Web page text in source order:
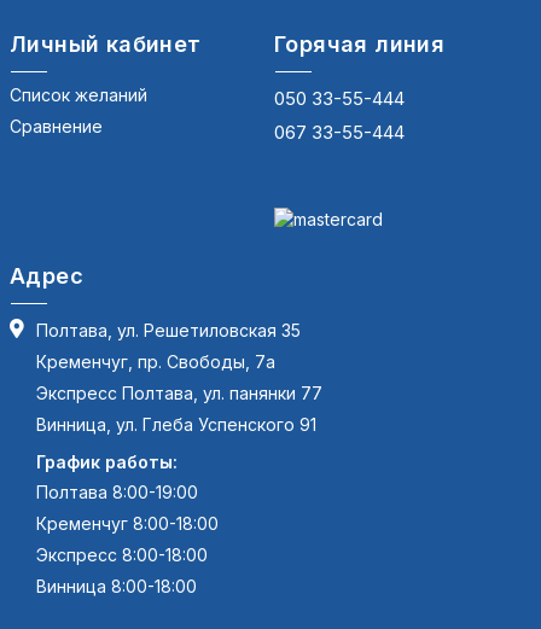
Личный кабинет
Список желаний
Сравнение
Горячая линия
050 33-55-444
067 33-55-444
Адрес
Полтава, ул. Решетиловская 35
Кременчуг, пр. Свободы, 7а
Экспресс Полтава, ул. панянки 77
Винница, ул. Глеба Успенского 91
График работы:
Полтава 8:00-19:00
Кременчуг 8:00-18:00
Экспресс 8:00-18:00
Винница 8:00-18:00